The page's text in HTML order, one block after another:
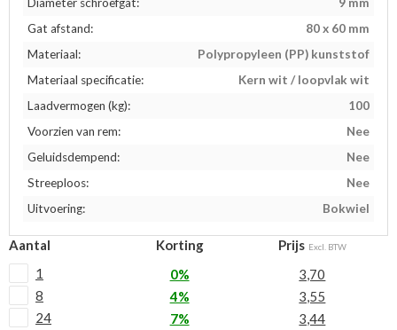
Gat afstand:
80 x 60 mm
Materiaal:
Polypropyleen (PP) kunststof
Materiaal specificatie:
Kern wit / loopvlak wit
Laadvermogen (kg):
100
Voorzien van rem:
Nee
Geluidsdempend:
Nee
Streeploos:
Nee
Uitvoering:
Bokwiel
Aantal Korting Prijs Excl. BTW
1 0%
3,70
8
4%
3,55
24
7%
3,44